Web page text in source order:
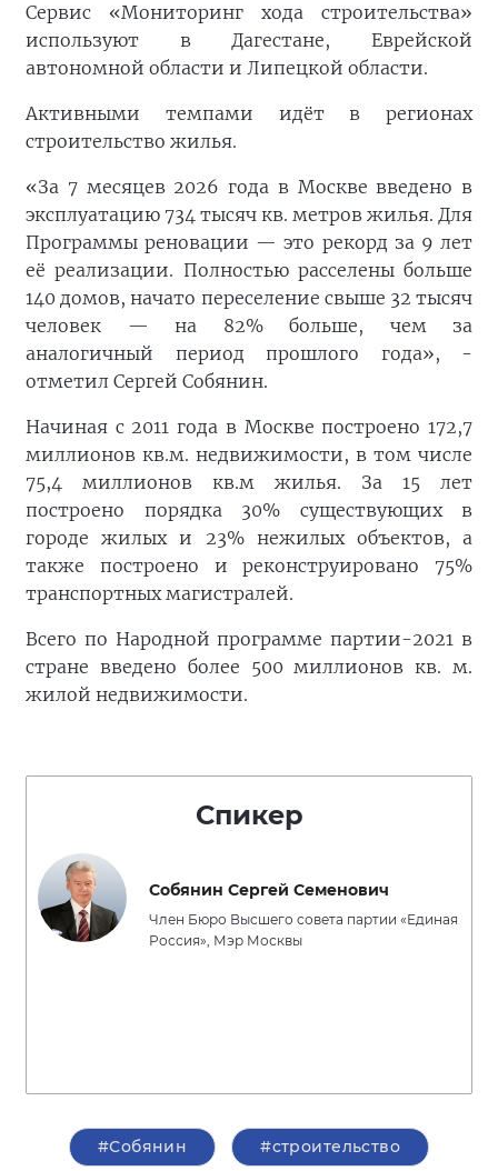
Сервис «Мониторинг хода строительства»
используют в Дагестане, Еврейской
автономной области и Липецкой области.
Активными темпами идёт в регионах
строительство жилья.
«За 7 месяцев 2026 года в Москве введено в
эксплуатацию 734 тысяч кв. метров жилья. Для
Программы реновации — это рекорд за 9 лет
её реализации. Полностью расселены больше
140 домов, начато переселение свыше 32 тысяч
человек — на 82% больше, чем за
аналогичный период прошлого года», -
отметил Сергей Собянин.
Начиная с 2011 года в Москве построено 172,7
миллионов кв.м. недвижимости, в том числе
75,4 миллионов кв.м жилья. За 15 лет
построено порядка 30% существующих в
городе жилых и 23% нежилых объектов, а
также построено и реконструировано 75%
транспортных магистралей.
Всего по Народной программе партии-2021 в
стране введено более 500 миллионов кв. м.
жилой недвижимости.
Спикер
Собянин Сергей Семенович
Член Бюро Высшего совета партии «Единая
Россия», Мэр Москвы
#Собянин #строительство